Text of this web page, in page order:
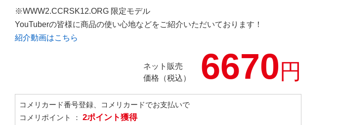
※WWW2.CCRSK12.ORG 限定モデル
YouTuberの皆様に商品の使い心地などをご紹介いただいております！
紹介動画はこちら
ネット販売
価格（税込）
6670円
コメリカード番号登録、コメリカードでお支払いで
コメリポイント ： 2ポイント獲得